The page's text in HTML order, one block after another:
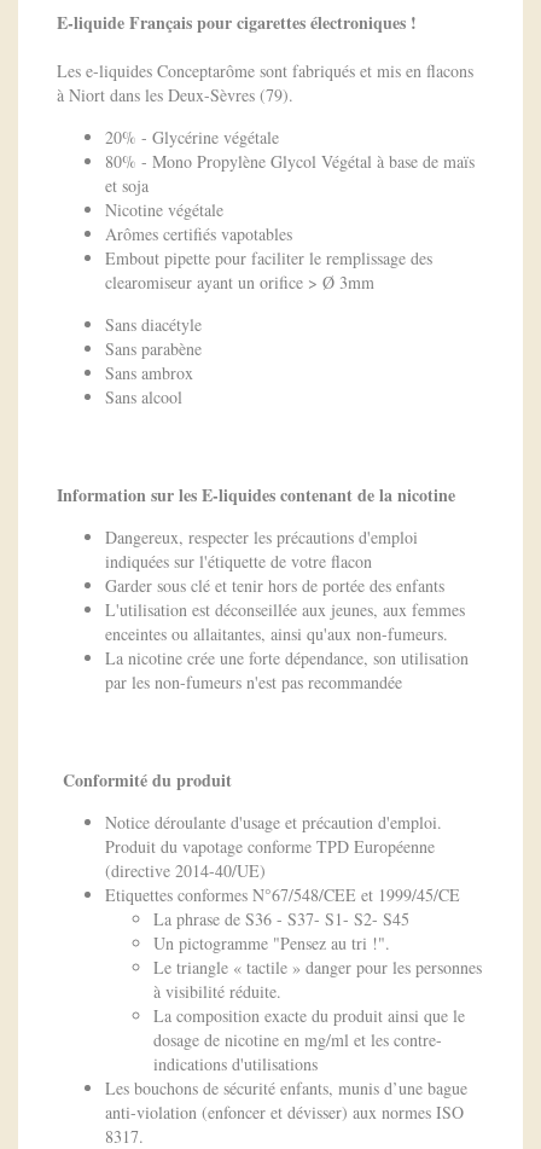
E-liquide Français pour cigarettes électroniques !
Les e-liquides Conceptarôme sont fabriqués et mis en flacons
à Niort dans les Deux-Sèvres (79).
20% - Glycérine végétale
80% - Mono Propylène Glycol Végétal à base de maïs
et soja
Nicotine végétale
Arômes certifiés vapotables
Embout pipette pour faciliter le remplissage des
clearomiseur ayant un orifice > Ø 3mm
Sans diacétyle
Sans parabène
Sans ambrox
Sans alcool
Information sur les E-liquides contenant de la nicotine
Dangereux, respecter les précautions d'emploi
indiquées sur l'étiquette de votre flacon
Garder sous clé et tenir hors de portée des enfants
L'utilisation est déconseillée aux jeunes, aux femmes
enceintes ou allaitantes, ainsi qu'aux non-fumeurs.
La nicotine crée une forte dépendance, son utilisation
par les non-fumeurs n'est pas recommandée
Conformité du produit
Notice déroulante d'usage et précaution d'emploi.
Produit du vapotage conforme TPD Européenne
(directive 2014-40/UE)
Etiquettes conformes N°67/548/CEE et 1999/45/CE
La phrase de S36 - S37- S1- S2- S45
Un pictogramme "Pensez au tri !".
Le triangle « tactile » danger pour les personnes
à visibilité réduite.
La composition exacte du produit ainsi que le
dosage de nicotine en mg/ml et les contre-
indications d'utilisations
Les bouchons de sécurité enfants, munis d’une bague
anti-violation (enfoncer et dévisser) aux normes ISO
8317.